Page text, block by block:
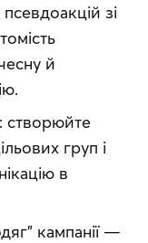
зі
й
створюйте
груп і
в
кампанії —